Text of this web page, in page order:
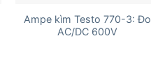
Ampe kìm Testo 770-3: Đo
AC/DC 600V